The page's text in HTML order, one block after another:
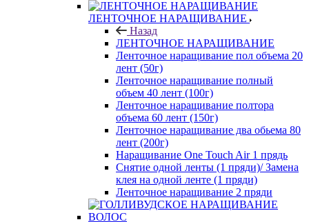
ЛЕНТОЧНОЕ НАРАЩИВАНИЕ
Назад
ЛЕНТОЧНОЕ НАРАЩИВАНИЕ
Ленточное наращивание пол объема 20
лент (50г)
Ленточное наращивание полный
объем 40 лент (100г)
Ленточное наращивание полтора
объема 60 лент (150г)
Ленточное наращивание два обьема 80
лент (200г)
Наращивание One Touch Air 1 прядь
Снятие одной ленты (1 пряди)/ Замена
клея на одной ленте (1 пряди)
Ленточное наращивание 2 пряди